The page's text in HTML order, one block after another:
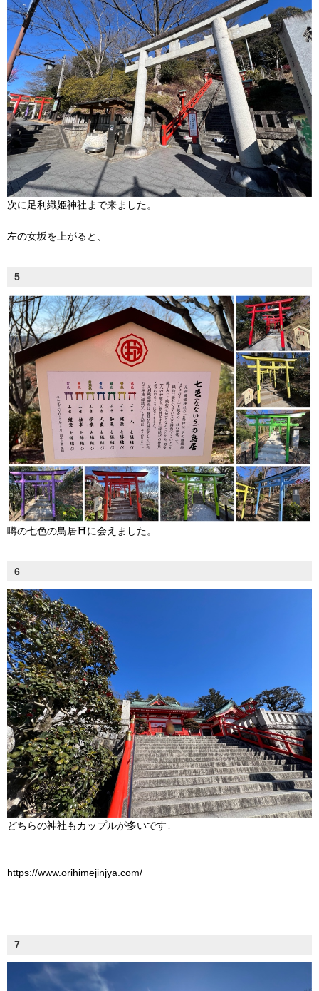
次に足利織姫神社まで来ました。
左の女坂を上がると、
5
噂の七色の鳥居⛩️に会えました。
6
どちらの神社もカップルが多いです↓
https://www.orihimejinjya.com/
7